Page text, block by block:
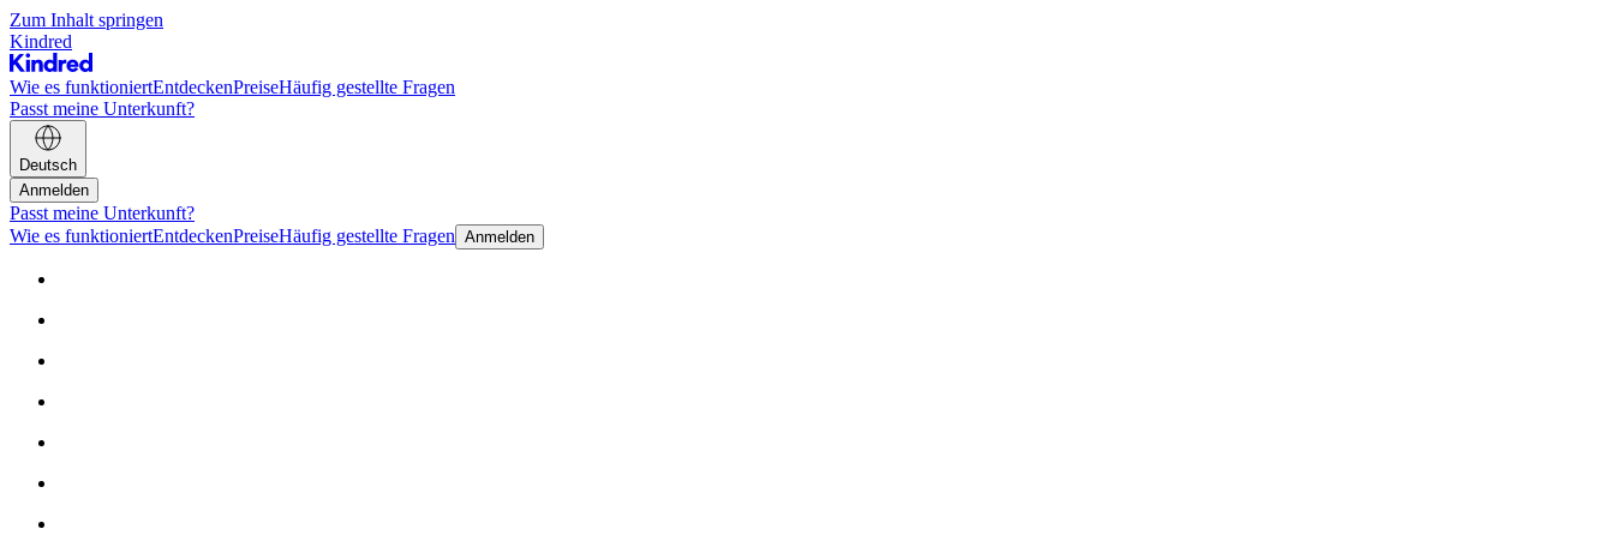
Zum Inhalt springen
Kindred
Wie es funktioniertEntdeckenPreiseHäufig gestellte Fragen
Passt meine Unterkunft?
Deutsch
Anmelden
Passt meine Unterkunft?
Wie es funktioniertEntdeckenPreiseHäufig gestellte Fragen Anmelden